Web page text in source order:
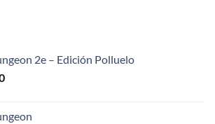
2e – Edición Polluelo